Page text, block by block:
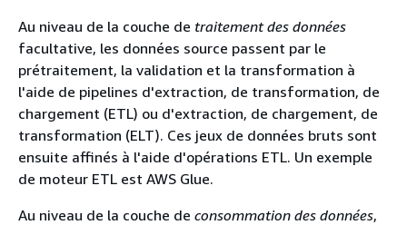
Au niveau de la couche de traitement des données
facultative, les données source passent par le
prétraitement, la validation et la transformation à
l'aide de pipelines d'extraction, de transformation, de
chargement (ETL) ou d'extraction, de chargement, de
transformation (ELT). Ces jeux de données bruts sont
ensuite affinés à l'aide d'opérations ETL. Un exemple
de moteur ETL est AWS Glue.
Au niveau de la couche de consommation des données,